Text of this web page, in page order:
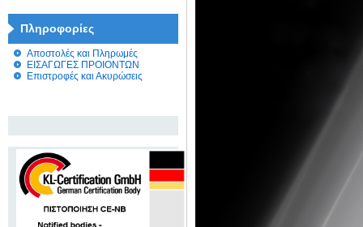
Πληροφορίες
Αποστολές και Πληρωμές
ΕΙΣΑΓΩΓΕΣ ΠΡΟΙΟΝΤΩΝ
Επιστροφές και Ακυρώσεις